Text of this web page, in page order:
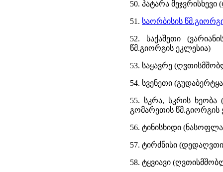
50. პატარა
51. საორბისის
52. საქაშეთი
წმ.გიორგის ეკლესია)
53. საყავრე
54. სვენეთი
55. სკრა, სკრის ხეობა
გომარეთის წმ.გიორგის
56. ტინისხიდი
57. ტირძნისი
58. ტყვიავი